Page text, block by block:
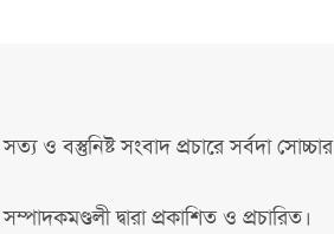
সত্য ও বস্তুনিষ্ট সংবাদ প্রচারে সর্বদা সোচ্চার
সম্পাদকমণ্ডলী দ্বারা প্রকাশিত ও প্রচারিত।